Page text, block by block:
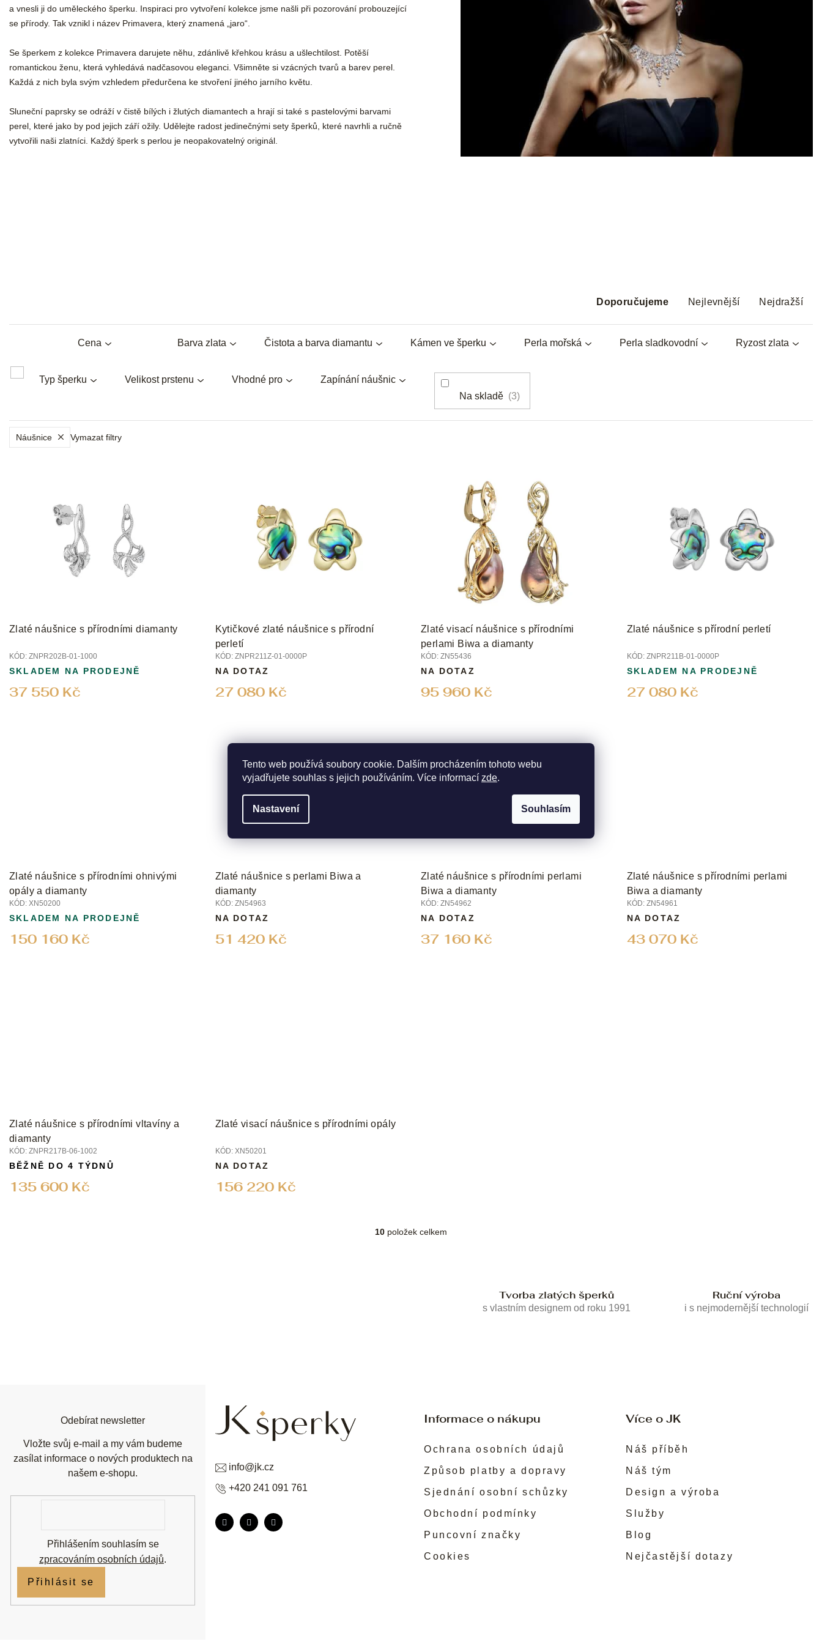
Tento web používá soubory cookie. Dalším procházením tohoto webu
vyjadřujete souhlas s jejich používáním. Více informací zde.
Nastavení Souhlasím
a vnesli ji do uměleckého šperku. Inspiraci pro vytvoření kolekce jsme našli při pozorování probouzející
se přírody. Tak vznikl i název Primavera, který znamená „jaro“.
Se šperkem z kolekce Primavera darujete něhu, zdánlivě křehkou krásu a ušlechtilost. Potěší
romantickou ženu, která vyhledává nadčasovou eleganci. Všimněte si vzácných tvarů a barev perel.
Každá z nich byla svým vzhledem předurčena ke stvoření jiného jarního květu.
Sluneční paprsky se odráží v čistě bílých i žlutých diamantech a hrají si také s pastelovými barvami
perel, které jako by pod jejich září ožily. Udělejte radost jedinečnými sety šperků, které navrhli a ručně
vytvořili naši zlatníci. Každý šperk s perlou je neopakovatelný originál.
z
n
d
Doporučujeme Nejlevnější Nejdražší
Barva zlata Čistota a barva diamantu Kámen ve šperku Perla mořská Perla sladkovodní Ryzost zlata
Typ šperku Velikost prstenu Vhodné pro Zapínání náušnic
Cena
Na skladě 3
Náušnice Vymazat filtry
t
Zlaté náušnice s přírodními diamanty
KÓD: ZNPR202B-01-1000
37 550 Kč
SKLADEM NA PRODEJNĚ
Kytičkové zlaté náušnice s přírodní
perletí
KÓD: ZNPR211Z-01-0000P
27 080 Kč
NA DOTAZ
Zlaté visací náušnice s přírodními
perlami Biwa a diamanty
KÓD: ZN55436
95 960 Kč
NA DOTAZ
Zlaté náušnice s přírodní perletí
KÓD: ZNPR211B-01-0000P
27 080 Kč
SKLADEM NA PRODEJNĚ
Zlaté náušnice s přírodními ohnivými
opály a diamanty
KÓD: XN50200
150 160 Kč
SKLADEM NA PRODEJNĚ
Zlaté náušnice s perlami Biwa a
diamanty
KÓD: ZN54963
51 420 Kč
NA DOTAZ
Zlaté náušnice s přírodními perlami
Biwa a diamanty
KÓD: ZN54962
37 160 Kč
NA DOTAZ
Zlaté náušnice s přírodními perlami
Biwa a diamanty
KÓD: ZN54961
43 070 Kč
NA DOTAZ
Zlaté náušnice s přírodními vltavíny a
diamanty
KÓD: ZNPR217B-06-1002
135 600 Kč
BĚŽNĚ DO 4 TÝDNŮ
Zlaté visací náušnice s přírodními opály
KÓD: XN50201
156 220 Kč
NA DOTAZ
O
10 položek celkem
Tvorba zlatých šperků
s vlastním designem od roku 1991
Ruční výroba
i s nejmodernější technologií
Informace o nákupu
Ochrana osobních údajů
Způsob platby a dopravy
Sjednání osobní schůzky
Obchodní podmínky
Puncovní značky
Cookies
Více o JK
Náš příběh
Náš tým
Design a výroba
Služby
Blog
Nejčastější dotazy
info@jk.cz
+420 241 091 761
Odebírat newsletter
Vložte svůj e-mail a my vám budeme
zasílat informace o nových produktech na
našem e-shopu.
Přihlášením souhlasím se
zpracováním osobních údajů.
Přihlásit se